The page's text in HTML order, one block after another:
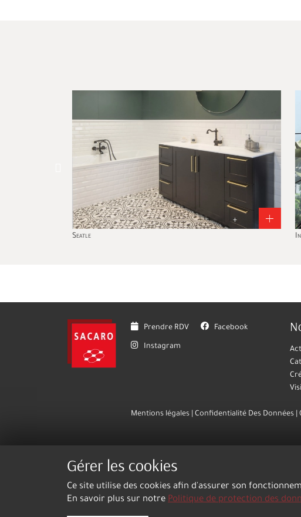
Seatle
Prendre RDV Facebook
Instagram
Mentions légales Confidentialité Des Données
Gérer les cookies
Ce site utilise des cookies afin d'assurer son
En savoir plus sur notre Politique de protection des